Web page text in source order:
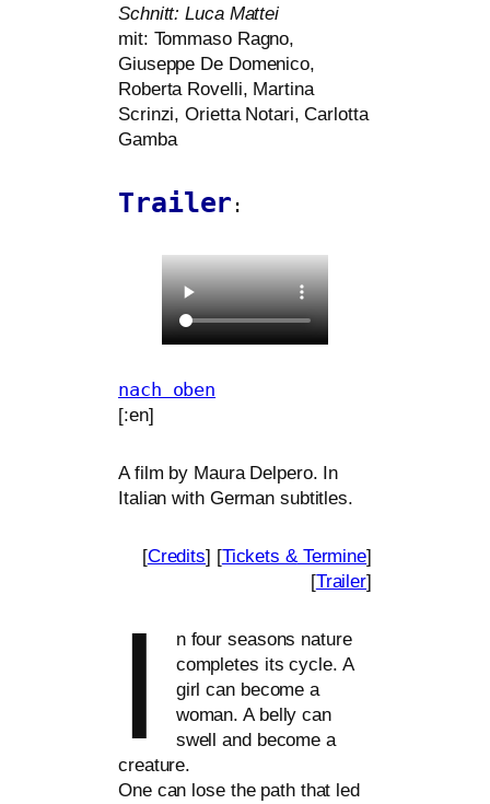
Schnitt: Luca Mattei
mit: Tommaso Ragno,
Giuseppe De Domenico,
Roberta Rovelli, Martina
Scrinzi, Orietta Notari, Carlotta
Gamba
Trailer :
nach oben
[:en]
A film by Maura Delpero. In
Italian with German subtitles.
[Credits] [Tickets &Termine]
[Trailer]
I
n four sea­sons natu­re
com­ple­tes its cycle. A
girl can beco­me a
woman. A bel­ly can
swell and beco­me a
crea­tu­re.
One can lose the path that led